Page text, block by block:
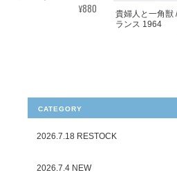
¥880
貴婦人と一角獣
ランス 1964
CATEGORY
2026.7.18 RESTOCK
2026.7.4 NEW